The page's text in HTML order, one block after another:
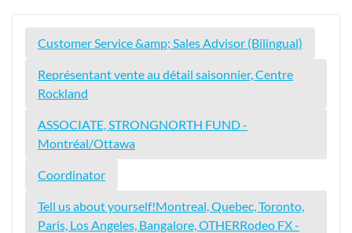
Customer Service &amp; Sales Advisor (Bilingual)
Représentant vente au détail saisonnier, Centre
Rockland
ASSOCIATE, STRONGNORTH FUND -
Montréal/Ottawa
Coordinator
Tell us about yourself!Montreal, Quebec, Toronto,
Paris, Los Angeles, Bangalore, OTHERRodeo FX -